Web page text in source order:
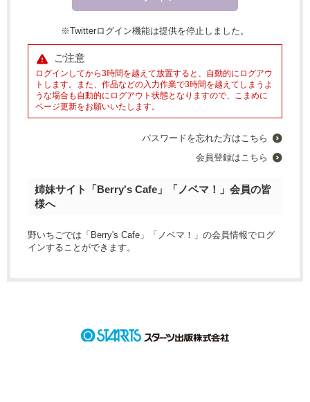
※Twitterログイン機能は提供を停止しました。
ご注意
ログインしてから3時間を越えて放置すると、自動的にログアウ
トします。また、作品などの入力作業で3時間を越えてしまうよ
うな場合も自動的にログアウト状態となりますので、こまめに
ページ更新をお願いいたします。
パスワードを忘れた方はこちら
会員登録はこちら
姉妹サイト「Berry's Cafe」「ノベマ！」会員の皆
様へ
野いちごでは「Berry's Cafe」「ノベマ！」の会員情報でログ
インすることができます。